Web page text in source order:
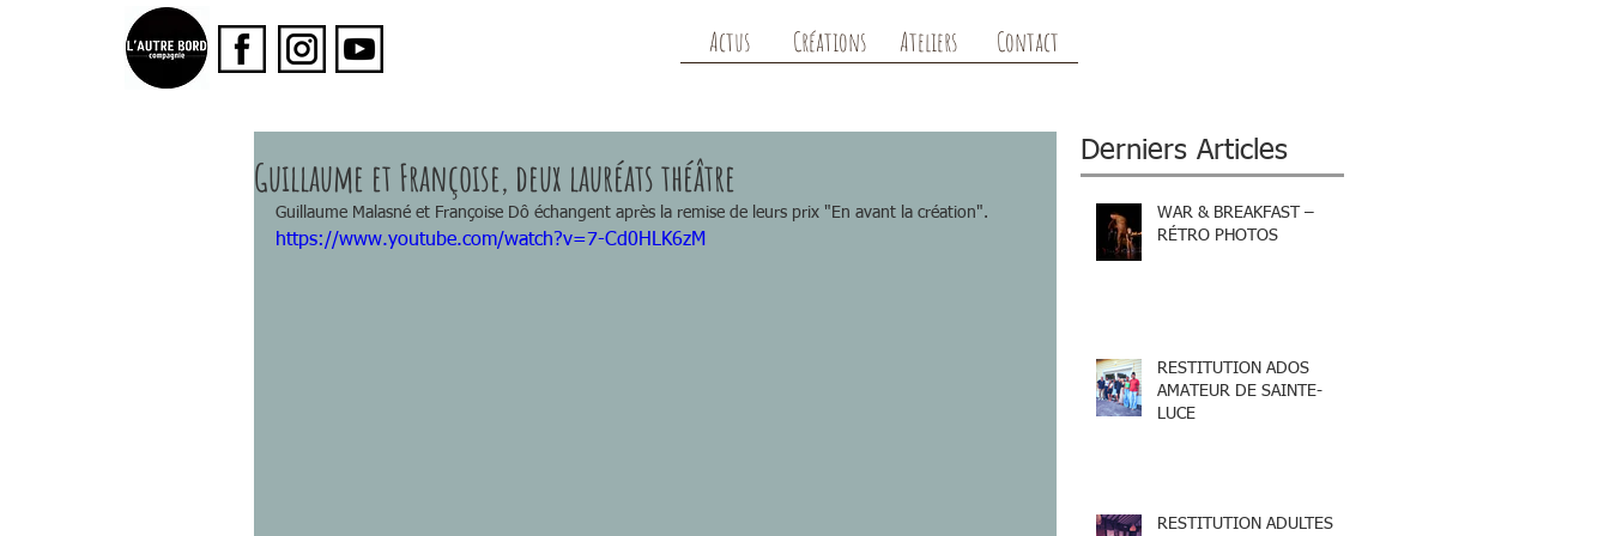
Actus Créations Ateliers Contact
Guillaume et Françoise, deux lauréats théâtre
Guillaume Malasné et Françoise Dô échangent après la remise de leurs prix "En avant la création".
https://www.youtube.com/watch?v=7-Cd0HLK6zM
Derniers Articles
WAR & BREAKFAST –
RÉTRO PHOTOS
RESTITUTION ADOS
AMATEUR DE SAINTE-
LUCE
RESTITUTION ADULTES